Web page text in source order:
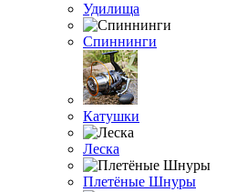
Удилища
Спиннинги
Катушки
Леска
Плетёные Шнуры